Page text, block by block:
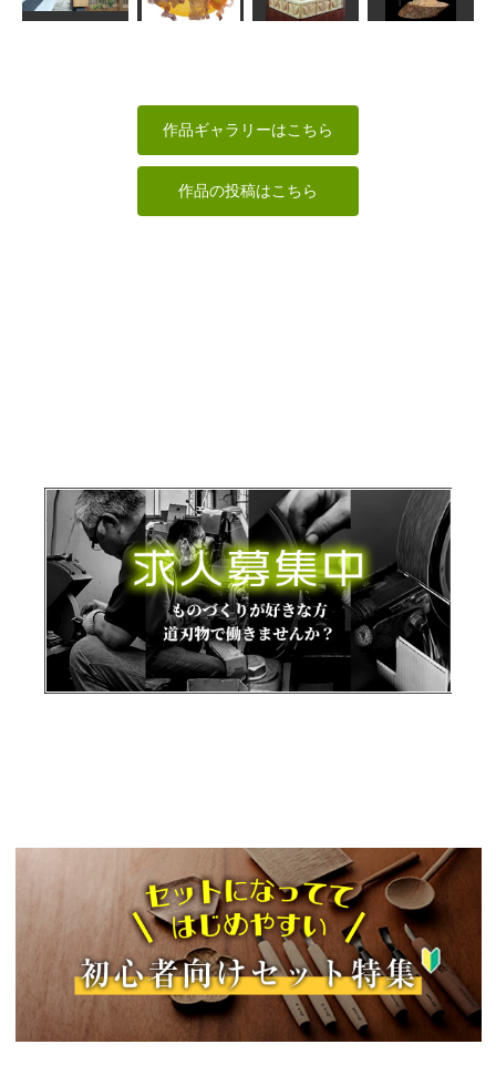
みっちゃん あらやん 波間 しんちゃん
ずれちゃった 鑑真和上坐像
作品ギャラリーはこちら
作品の投稿はこちら